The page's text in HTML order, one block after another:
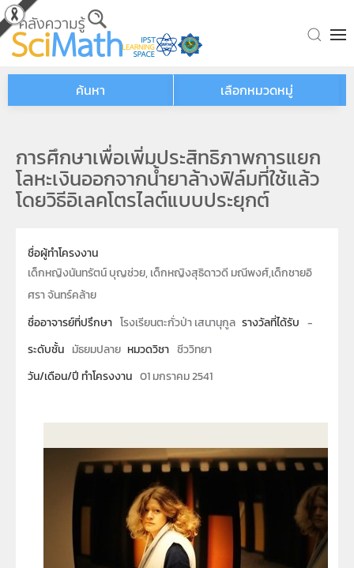
Skip to main content
ค้นหา เลือกหมวดหมู่
การศึกษาเพื่อเพิ่มประสิทธิภาพการแยก
โลหะเงินออกจากน้ำยาล้างฟิล์มที่ใช้แล้ว
โดยวิธีอิเลคโตรไลต์แบบประยุกต์
ชื่อผู้ทำโครงงาน
เด็กหญิงนันทรัตน์ บุญช่วย, เด็กหญิงสุธิดาวดี มณีพงศ์,เด็กชายอิ
ศรา จันทร์คล้าย
ชื่ออาจารย์ที่ปรึกษา โรงเรียนตะกั่วป่า เสนานุกูล รางวัลที่ได้รับ -
ระดับชั้น มัธยมปลาย หมวดวิชา ชีววิทยา
วัน/เดือน/ปี ทำโครงงาน 01 มกราคม 2541